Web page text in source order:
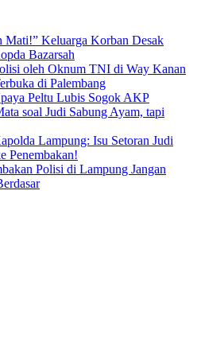
Keluarga Korban Desak
Bazarsah
oleh Oknum TNI di Way Kanan
di Palembang
Peltu Lubis Sogok AKP
soal Judi Sabung Ayam, tapi
Lampung: Isu Setoran Judi
Penembakan!
Polisi di Lampung Jangan